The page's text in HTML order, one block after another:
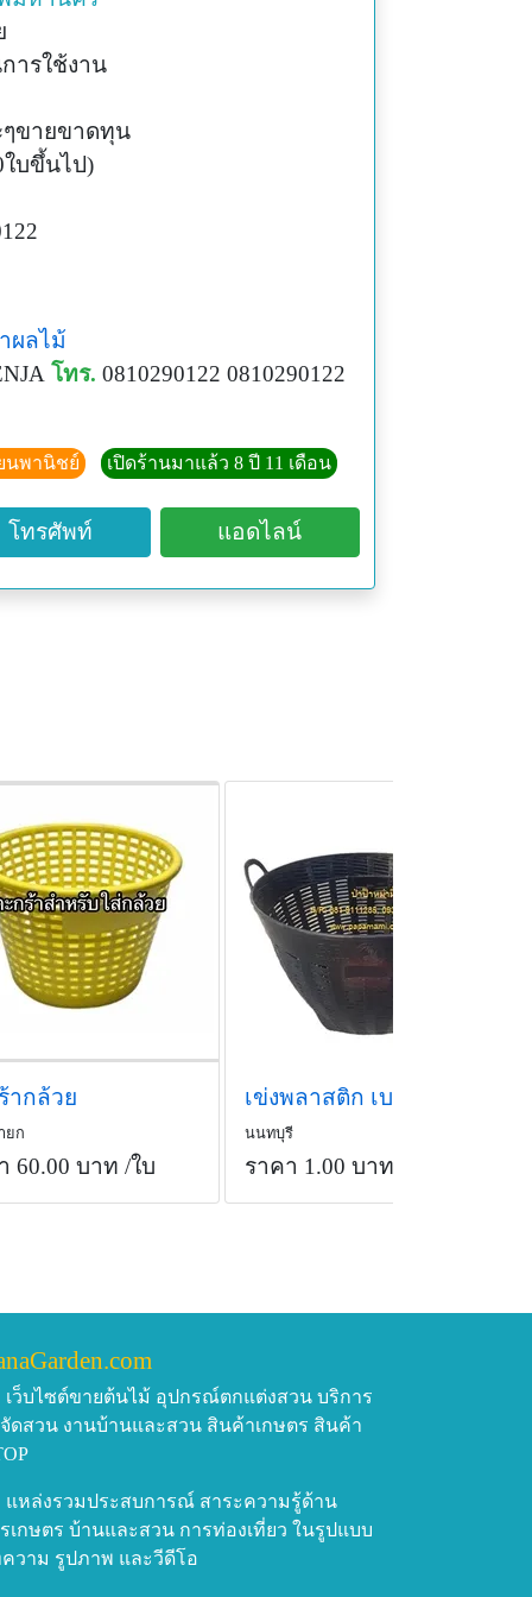
ารใช้งาน
ๆขายขาดทุน
ใบขึ้นไป)
ผลไม้
โทร. 0810290122 0810290122
นพานิชย์ เปิดร้านมาแล้ว 8 ปี 11 เดือน
โทรศัพท์ แอดไลน์
ากล้วย
ยก
60.00 บาท /ใบ
นนทบุรี
ราคา 1.00 บาท
เว็บไซต์ขายต้นไม้ อุปกรณ์ตกแต่งสวน บริการ
ดสวน งานบ้านและสวน สินค้าเกษตร สินค้า
แหล่งรวมประสบการณ์ สาระความรู้ด้าน
เกษตร บ้านและสวน การท่องเที่ยว ในรูปแบบ
วาม รูปภาพ และวีดีโอ